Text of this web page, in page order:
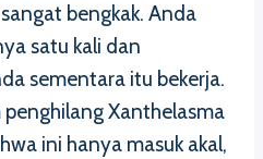
bengkak. Anda
satu kali dan
sementara itu bekerja.
Xanthelasma
ini hanya masuk akal,